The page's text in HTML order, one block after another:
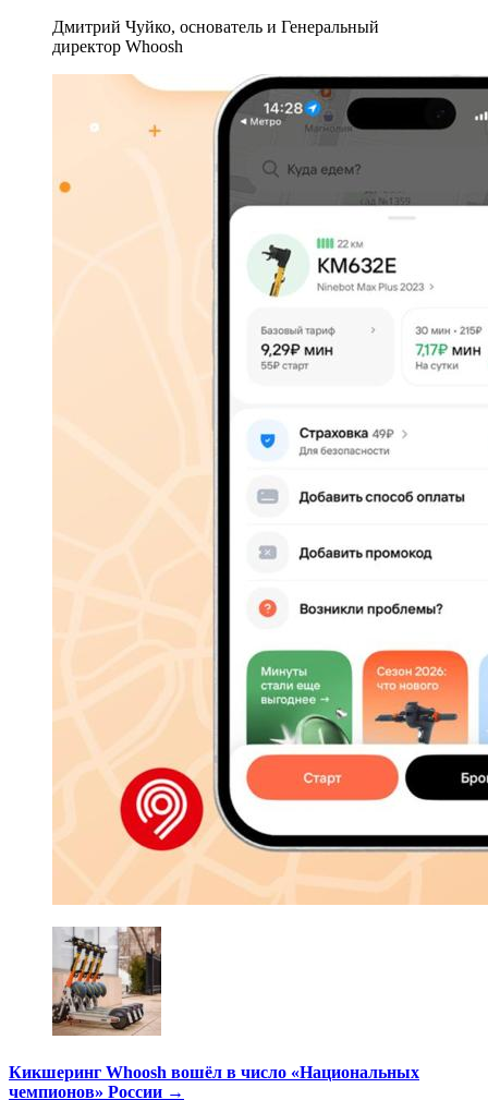
Дмитрий Чуйко, основатель и Генеральный
директор Whoosh
Кикшеринг Whoosh вошёл в число «Национальных
чемпионов» России →